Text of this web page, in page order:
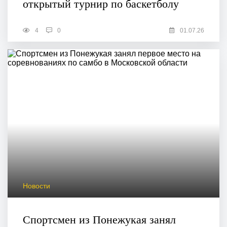
открытый турнир по баскетболу
4 0 01.07.26
Новости
Спортсмен из Понежукая занял